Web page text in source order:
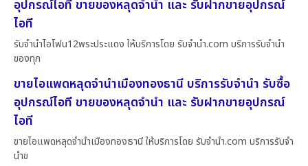
อุปกรณ์ไอที ขายของหลุดจำนำ และ รับฝากขายอุปกรณ์
ไอที
รับจำนำไอโฟน12พระประแดง ให้บริการโดย รับจํานํา.com บริการรับจำนำ
ของทุก
ขายไอแพดหลุดจำนำเมืองทองธานี บริการรับจำนำ รับซื้อ
อุปกรณ์ไอที ขายของหลุดจำนำ และ รับฝากขายอุปกรณ์
ไอที
ขายไอแพดหลุดจำนำเมืองทองธานี ให้บริการโดย รับจํานํา.com บริการรับจำ
นำข